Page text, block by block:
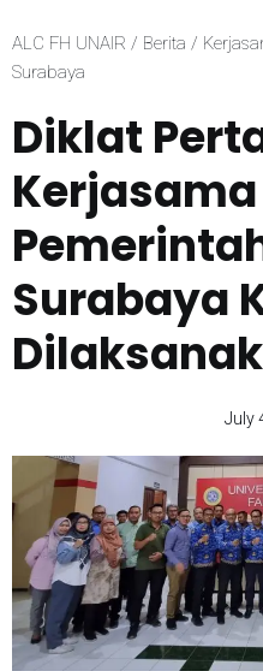
ALC FH UNAIR / Berita /
Surabaya
Diklat
Surabaya
July